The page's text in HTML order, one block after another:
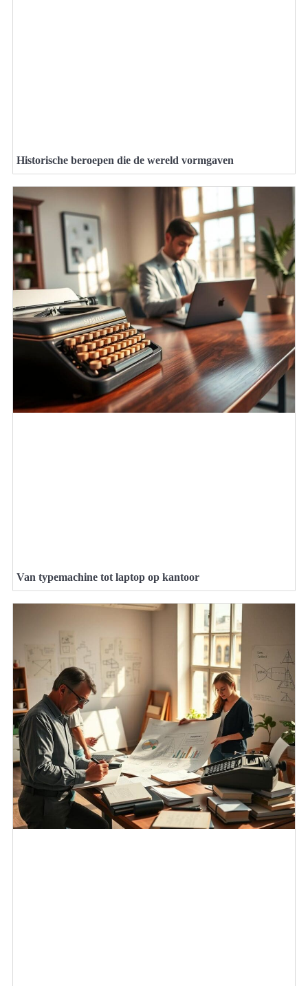
Historische beroepen die de wereld vormgaven
Van typemachine tot laptop op kantoor